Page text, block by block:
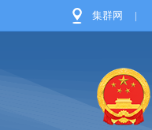
集群网 |